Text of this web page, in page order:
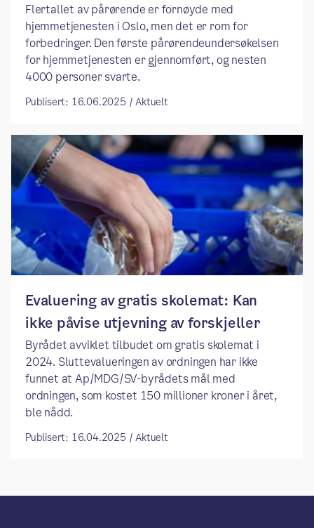
Flertallet av pårørende er fornøyde med
hjemmetjenesten i Oslo, men det er rom for
forbedringer. Den første pårørendeundersøkelsen
for hjemmetjenesten er gjennomført, og nesten
4000 personer svarte.
Publisert: 16.06.2025 / Aktuelt
Evaluering av gratis skolemat: Kan
ikke påvise utjevning av forskjeller
Byrådet avviklet tilbudet om gratis skolemat i
2024. Sluttevalueringen av ordningen har ikke
funnet at Ap/MDG/SV-byrådets mål med
ordningen, som kostet 150 millioner kroner i året,
ble nådd.
Publisert: 16.04.2025 / Aktuelt